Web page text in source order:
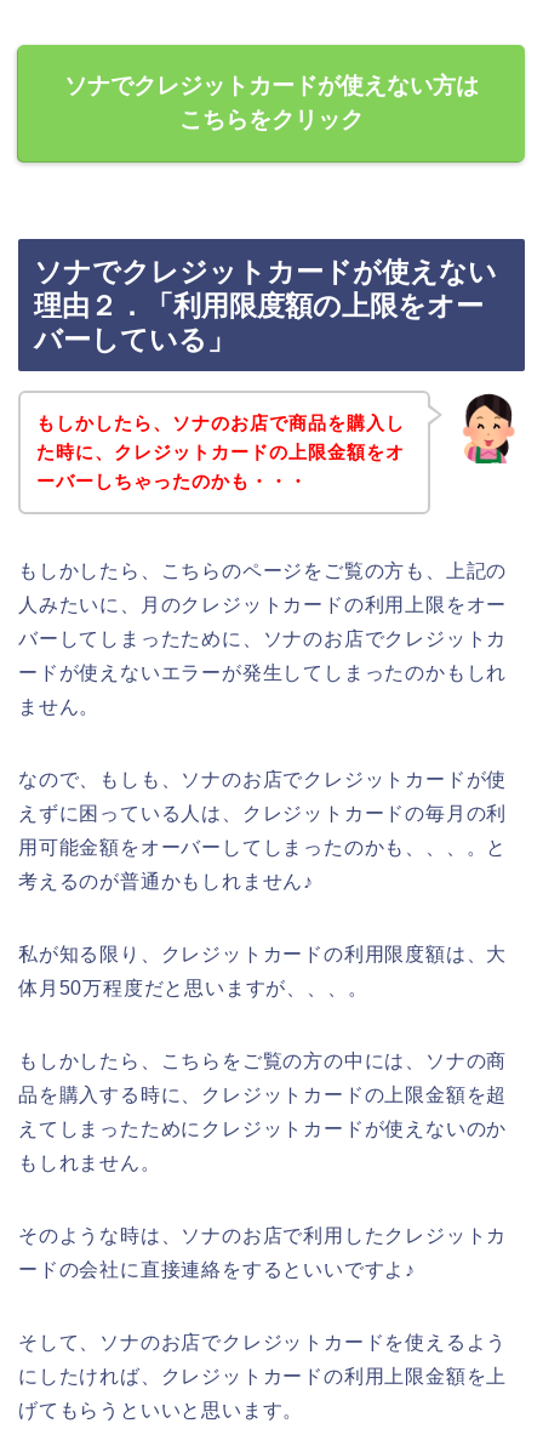
ソナでクレジットカードが使えない方は
こちらをクリック
ソナでクレジットカードが使えない
理由２．「利用限度額の上限をオー
バーしている」
もしかしたら、ソナのお店で商品を購入し
た時に、クレジットカードの上限金額をオ
ーバーしちゃったのかも・・・
もしかしたら、こちらのページをご覧の方も、上記の
人みたいに、月のクレジットカードの利用上限をオー
バーしてしまったために、ソナのお店でクレジットカ
ードが使えないエラーが発生してしまったのかもしれ
ません。
なので、もしも、ソナのお店でクレジットカードが使
えずに困っている人は、クレジットカードの毎月の利
用可能金額をオーバーしてしまったのかも、、、。と
考えるのが普通かもしれません♪
私が知る限り、クレジットカードの利用限度額は、大
体月50万程度だと思いますが、、、。
もしかしたら、こちらをご覧の方の中には、ソナの商
品を購入する時に、クレジットカードの上限金額を超
えてしまったためにクレジットカードが使えないのか
もしれません。
そのような時は、ソナのお店で利用したクレジットカ
ードの会社に直接連絡をするといいですよ♪
そして、ソナのお店でクレジットカードを使えるよう
にしたければ、クレジットカードの利用上限金額を上
げてもらうといいと思います。